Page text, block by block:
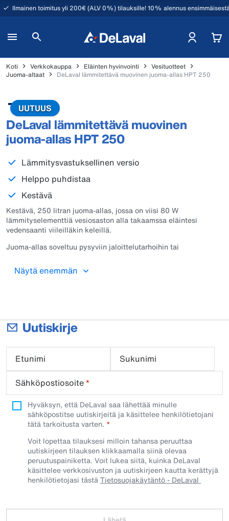
Ilmainen toimitus yli 200€ (ALV 0%) tilauksille! 10% alennus
Koti Verkkokauppa Eläinten hyvinvointi
Vesituotteet
Juoma-altaat
DeLaval lämmitettävä muovinen juoma-allas HPT 250
UUTUUS
DeLaval lämmitettävä muovinen
juoma-allas HPT 250
Lämmitysvastuksellinen versio
Helppo puhdistaa
Kestävä
Kestävä, 250 litran juoma-allas, jossa on viisi 80 W
lämmityselementtiä vesiosaston alla takaamssa eläintesi
vedensaanti viileilläkin keleillä.
Juoma-allas soveltuu pysyviin jaloittelutarhoihin tai
lisäksi erillinen venttiililämmitys varmistamaan veden syötön
jäätymättömyys.
tulee estää esimerkiksi altaan yläpuolelle asennettavalla
suojaraudalla. Sähköasennus vaatii 24 V muuntajan, joka
vastusten elinikää. Allas on varustettu myös merkkivalolla, joka
näyttää lämmityksen päällä olon.
Näytä enemmän
Uutiskirje
Etunimi
Sukunimi
Sähköpostiosoite*
Hyväksyn, että DeLaval saa lähettää minulle
sähköpostitse uutiskirjeitä ja käsittelee henkilötietojani
tätä tarkoitusta varten.
Voit lopettaa tilauksesi milloin tahansa peruuttaa
uutiskirjeen tilauksen klikkaamalla siinä olevaa
peruutuspainiketta. Voit lukea siitä, kuinka DeLaval
käsittelee verkkosivuston ja uutiskirjeen kautta kerättyjä
henkilötietojasi tästäTietosuojakäytäntö - DeLaval